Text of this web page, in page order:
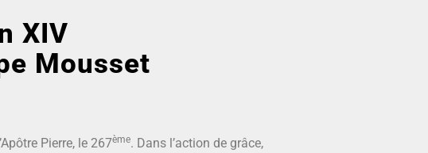
XIV
Mousset
Pierre, le 267ème. Dans l’action de grâce,